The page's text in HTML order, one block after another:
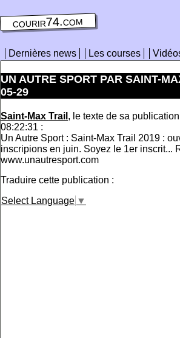
courir74.com
Dernières news Les courses
UN AUTRE SPORT PAR SAINT-
05-29
Saint-Max Trail , le texte de sa
08:22:31 :
Un Autre Sport : Saint-Max Trail 2019 :
inscripions en juin. Soyez le 1er inscrit...
www.unautresport.com
Traduire cette publication :
Select Language ▼